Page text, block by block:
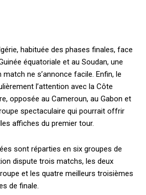
habituée des phases finales, face
équatoriale et au Soudan, une
ne s’annonce facile. Enfin, le
l’attention avec la Côte
opposée au Cameroun, au Gabon et
spectaculaire qui pourrait offrir
affiches du premier tour.
sont réparties en six groupes de
dispute trois matchs, les deux
et les quatre meilleurs troisièmes
de finale.